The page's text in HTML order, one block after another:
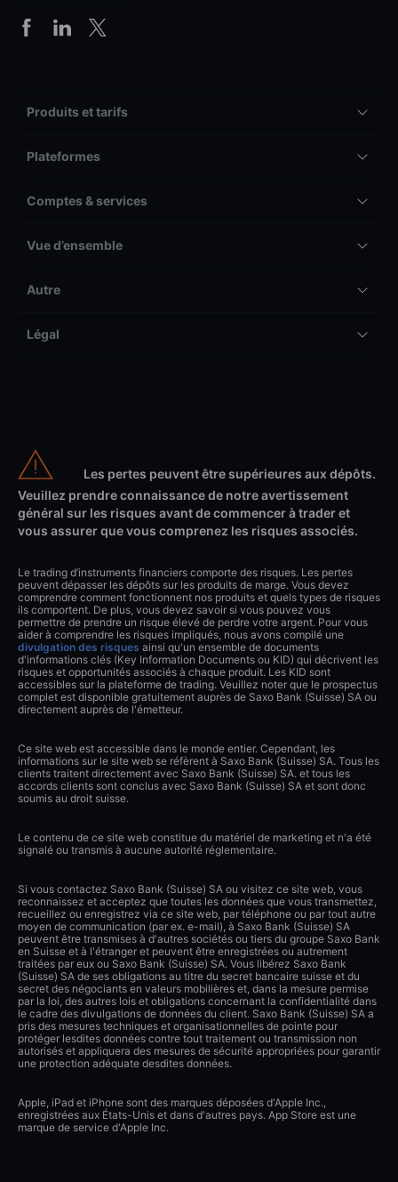
Produits et tarifs
Plateformes
Comptes & services
Vue d’ensemble
Autre
Légal
Les pertes peuvent être supérieures aux dépôts.
Veuillez prendre connaissance de notre avertissement
général sur les risques avant de commencer à trader et
vous assurer que vous comprenez les risques associés.
Le trading d’instruments financiers comporte des risques. Les pertes
peuvent dépasser les dépôts sur les produits de marge. Vous devez
comprendre comment fonctionnent nos produits et quels types de risques
ils comportent. De plus, vous devez savoir si vous pouvez vous
permettre de prendre un risque élevé de perdre votre argent. Pour vous
aider à comprendre les risques impliqués, nous avons compilé une
divulgation des risques ainsi qu'un ensemble de documents
d'informations clés (Key Information Documents ou KID) qui décrivent les
risques et opportunités associés à chaque produit. Les KID sont
accessibles sur la plateforme de trading. Veuillez noter que le prospectus
complet est disponible gratuitement auprès de Saxo Bank (Suisse) SA ou
directement auprès de l'émetteur.
Ce site web est accessible dans le monde entier. Cependant, les
informations sur le site web se réfèrent à Saxo Bank (Suisse) SA. Tous les
clients traitent directement avec Saxo Bank (Suisse) SA. et tous les
accords clients sont conclus avec Saxo Bank (Suisse) SA et sont donc
soumis au droit suisse.
Le contenu de ce site web constitue du matériel de marketing et n'a été
signalé ou transmis à aucune autorité réglementaire.
Si vous contactez Saxo Bank (Suisse) SA ou visitez ce site web, vous
reconnaissez et acceptez que toutes les données que vous transmettez,
recueillez ou enregistrez via ce site web, par téléphone ou par tout autre
moyen de communication (par ex. e-mail), à Saxo Bank (Suisse) SA
peuvent être transmises à d'autres sociétés ou tiers du groupe Saxo Bank
en Suisse et à l'étranger et peuvent être enregistrées ou autrement
traitées par eux ou Saxo Bank (Suisse) SA. Vous libérez Saxo Bank
(Suisse) SA de ses obligations au titre du secret bancaire suisse et du
secret des négociants en valeurs mobilières et, dans la mesure permise
par la loi, des autres lois et obligations concernant la confidentialité dans
le cadre des divulgations de données du client. Saxo Bank (Suisse) SA a
pris des mesures techniques et organisationnelles de pointe pour
protéger lesdites données contre tout traitement ou transmission non
autorisés et appliquera des mesures de sécurité appropriées pour garantir
une protection adéquate desdites données.
Apple, iPad et iPhone sont des marques déposées d'Apple Inc.,
enregistrées aux États-Unis et dans d'autres pays. App Store est une
marque de service d'Apple Inc.